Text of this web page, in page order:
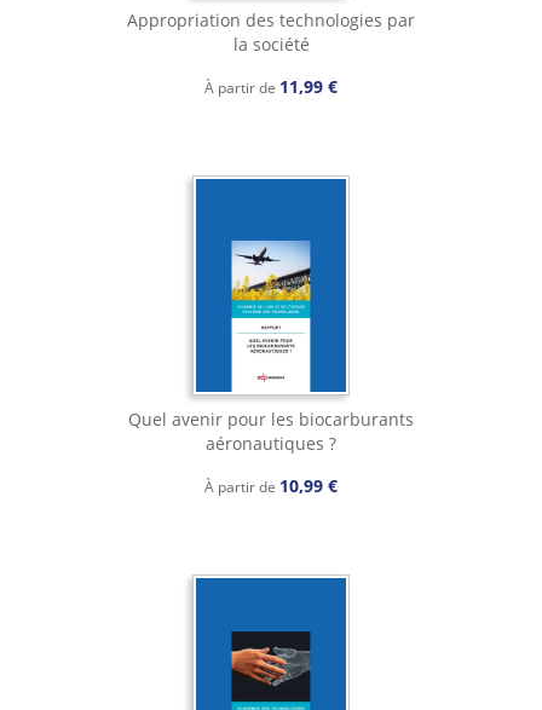
Appropriation des technologies par
la société
À partir de 11,99 €
Quel avenir pour les biocarburants
aéronautiques ?
À partir de 10,99 €